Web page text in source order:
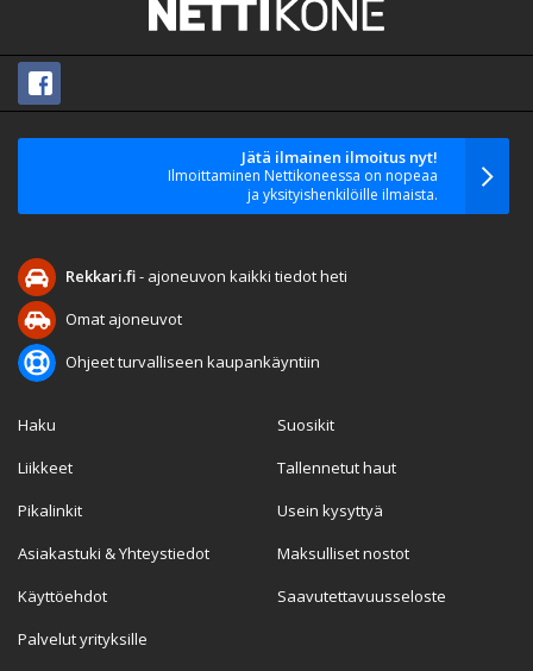
Jätä ilmainen ilmoitus nyt!
Ilmoittaminen Nettikoneessa on nopeaa
ja yksityishenkilöille ilmaista.
Rekkari.fi- ajoneuvon kaikki tiedot heti
Omat ajoneuvot
Ohjeet turvalliseen kaupankäyntiin
Haku
Liikkeet
Pikalinkit
Asiakastuki & Yhteystiedot
Käyttöehdot
Palvelut yrityksille
Suosikit
Tallennetut haut
Usein kysyttyä
Maksulliset nostot
Saavutettavuusseloste